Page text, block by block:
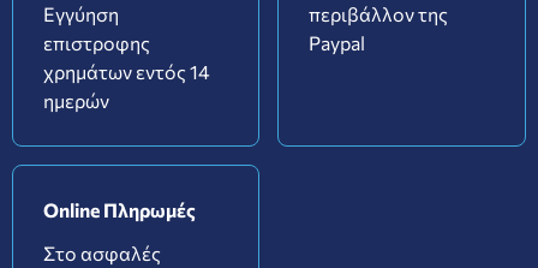
Εγγύηση
επιστροφης
χρημάτων εντός 14
ημερών
περιβάλλον της
Paypal
Online Πληρωμές
Στο ασφαλές